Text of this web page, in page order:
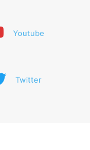
Youtube
Twitter